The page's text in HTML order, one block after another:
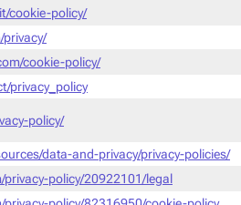
cookie-policy/
cookie-policy/
privacy_policy
policy/
data-and-privacy/privacy-policies/
policy/20922101/legal